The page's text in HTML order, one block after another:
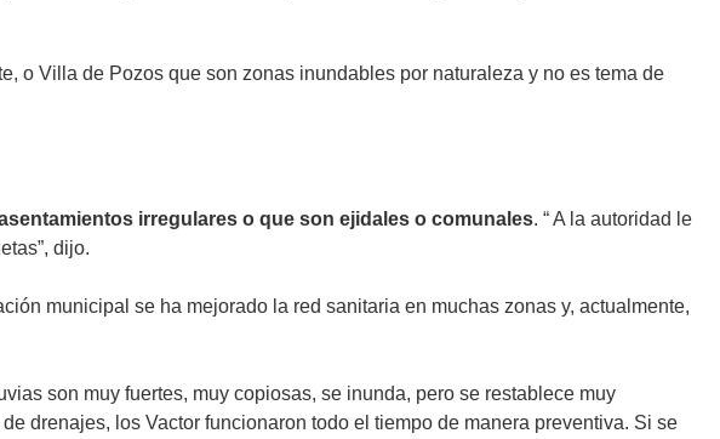
o Villa de Pozos que son zonas inundables por naturaleza y no es tema de
irregulares o que son ejidales o comunales. “ A la autoridad le
dijo.
municipal se ha mejorado la red sanitaria en muchas zonas y, actualmente,
son muy fuertes, muy copiosas, se inunda, pero se restablece muy
drenajes, los Vactor funcionaron todo el tiempo de manera preventiva. Si se